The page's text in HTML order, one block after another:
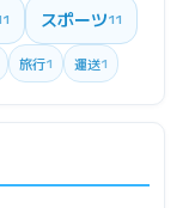
スポーツ11
旅行1 運送1